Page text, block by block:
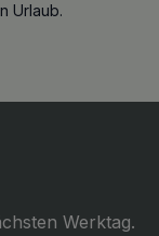
Urlaub.
Werktag.